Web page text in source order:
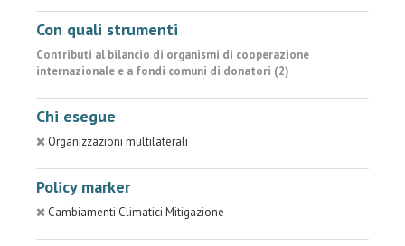
Con quali strumenti
Contributi al bilancio di organismi di cooperazione
internazionale e a fondi comuni di donatori (2)
Chi esegue
Organizzazioni multilaterali
Policy marker
Cambiamenti Climatici Mitigazione